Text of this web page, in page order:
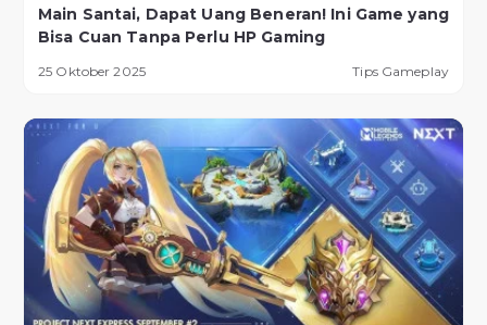
Main Santai, Dapat Uang Beneran! Ini Game yang
Bisa Cuan Tanpa Perlu HP Gaming
25 Oktober 2025 Tips Gameplay